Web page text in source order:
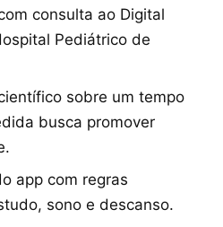
consulta ao Digital
Pediátrico de
sobre um tempo
busca promover
app com regras
sono e descanso.